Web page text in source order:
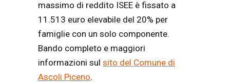
massimo di reddito ISEE è fissato a
11.513 euro elevabile del 20% per
famiglie con un solo componente.
Bando completo e maggiori
informazioni sul sito del Comune di
Ascoli Piceno.